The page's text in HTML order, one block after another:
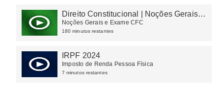
Direito Constitucional | Noções Gerais e
Exame CFC
Noções Gerais e Exame CFC
180 minutos restantes
IRPF 2024
Imposto de Renda Pessoa Física
7 minutos restantes